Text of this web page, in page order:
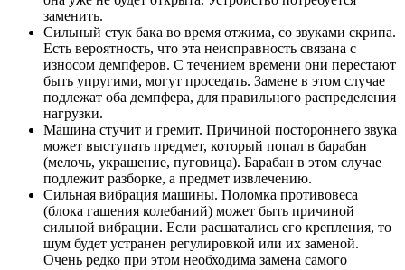
заменить.
Сильный стук бака во время отжима, со звуками скрипа.
Есть вероятность, что эта неисправность связана с
износом демпферов. С течением времени они перестают
быть упругими, могут проседать. Замене в этом случае
подлежат оба демпфера, для правильного распределения
нагрузки.
Машина стучит и гремит. Причиной постороннего звука
может выступать предмет, который попал в барабан
(мелочь, украшение, пуговица). Барабан в этом случае
подлежит разборке, а предмет извлечению.
Сильная вибрация машины. Поломка противовеса
(блока гашения колебаний) может быть причиной
сильной вибрации. Если расшатались его крепления, то
шум будет устранен регулировкой или их заменой.
Очень редко при этом необходима замена самого